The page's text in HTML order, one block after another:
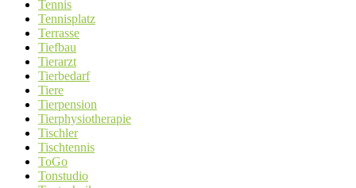
Tennis
Tennisplatz
Terrasse
Tiefbau
Tierarzt
Tierbedarf
Tiere
Tierpension
Tierphysiotherapie
Tischler
Tischtennis
ToGo
Tonstudio